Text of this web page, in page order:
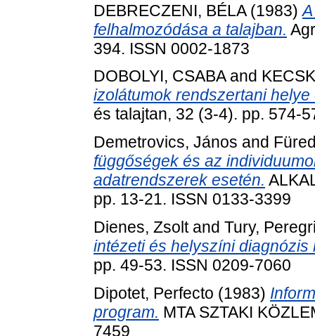
DEBRECZENI, BÉLA(1983)
felhalmozódása a talajban.
394. ISSN 0002-1873
DOBOLYI, CSABAand
izolátumok rendszertani
és talajtan, 32 (3-4). pp. 574-
Demetrovics, János and
függőségek és az
adatrendszerek esetén.
pp. 13-21. ISSN 0133-3399
Dienes, Zsoltand Tury,
intézeti és helyszíni diagnózis
pp. 49-53. ISSN 0209-7060
Dipotet, Perfecto (1983)
program. MTA SZTAKI
7459